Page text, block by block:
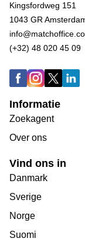
Kingsfordweg 151
1043 GR
(+32) 48 020 45 09
Informatie
Zoekagent
Over ons
Vind ons in
Danmark
Sverige
Norge
Suomi